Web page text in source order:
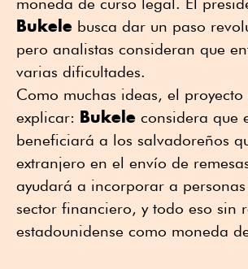
Bukele busca dar un paso
pero analistas consideran que
varias dificultades.
Como muchas ideas, el proyecto
explicar: Bukele considera que
beneficiará a los salvadoreños
extranjero en el envío de
ayudará a incorporar a
sector financiero, y todo eso sin
estadounidense como moneda